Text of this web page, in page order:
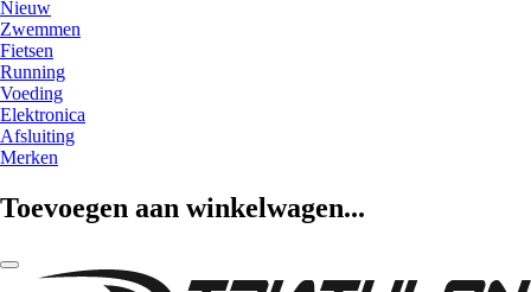
Nieuw
Zwemmen
Fietsen
Running
Voeding
Elektronica
Afsluiting
Merken
Toevoegen aan winkelwagen...